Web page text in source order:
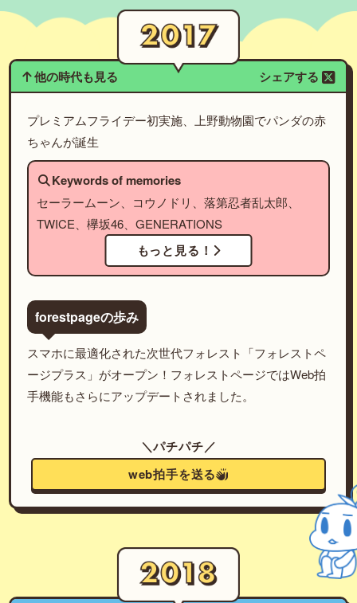
他の時代も見る シェアする
プレミアムフライデー初実施、上野動物園でパンダの赤
ちゃんが誕生
Keywords of memories
セーラームーン、コウノドリ、落第忍者乱太郎、
TWICE、欅坂46、GENERATIONS
もっと見る！
forestpageの歩み
スマホに最適化された次世代フォレスト「フォレストペ
ージプラス」がオープン！フォレストページではWeb拍
手機能もさらにアップデートされました。
＼パチパチ／
web拍手を送る